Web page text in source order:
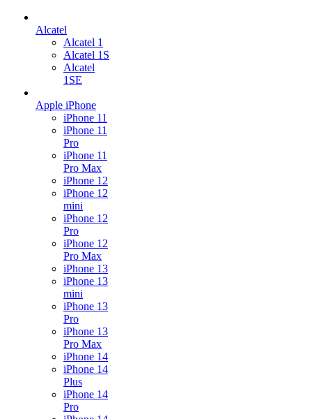
Alcatel
Alcatel 1
Alcatel 1S
Alcatel
1SE
Apple iPhone
iPhone 11
iPhone 11
Pro
iPhone 11
Pro Max
iPhone 12
iPhone 12
mini
iPhone 12
Pro
iPhone 12
Pro Max
iPhone 13
iPhone 13
mini
iPhone 13
Pro
iPhone 13
Pro Max
iPhone 14
iPhone 14
Plus
iPhone 14
Pro